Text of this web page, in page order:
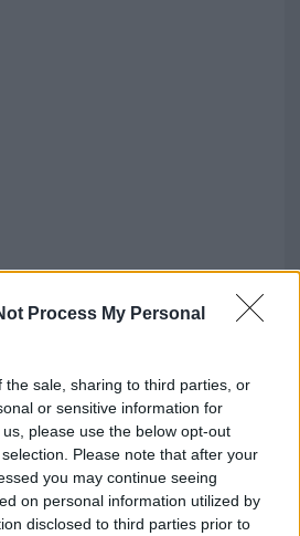
Process My Personal
the sale, sharing to third parties, or
or sensitive information for
please use the below opt-out
Please note that after your
you may continue seeing
on personal information utilized by
disclosed to third parties prior to